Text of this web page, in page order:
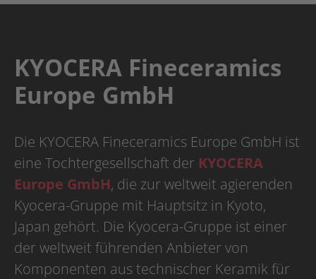
KYOCERA Fineceramics
Europe GmbH
Die KYOCERA Fineceramics Europe GmbH ist
eine Tochtergesellschaft der KYOCERA
Europe GmbH, die zur weltweit agierenden
Kyocera-Gruppe mit Hauptsitz in Kyoto,
Japan gehört. Die Kyocera-Gruppe ist einer
der weltweit führenden Anbieter von
Komponenten aus technischer Keramik für